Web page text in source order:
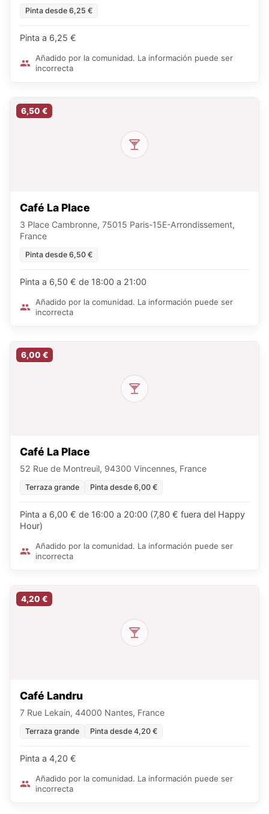
Pinta desde 6,25 €
Pinta a 6,25 €
Añadido por la comunidad. La información puede ser
incorrecta
6,50 €
Café La Place
3 Place Cambronne, 75015 Paris-15E-Arrondissement,
France
Pinta desde 6,50 €
Pinta a 6,50 € de 18:00 a 21:00
Añadido por la comunidad. La información puede ser
incorrecta
6,00 €
Café La Place
52 Rue de Montreuil, 94300 Vincennes, France
Terraza grande Pinta desde 6,00 €
Pinta a 6,00 € de 16:00 a 20:00 (7,80 € fuera del Happy
Hour)
Añadido por la comunidad. La información puede ser
incorrecta
4,20 €
Café Landru
7 Rue Lekain, 44000 Nantes, France
Terraza grande Pinta desde 4,20 €
Pinta a 4,20 €
Añadido por la comunidad. La información puede ser
incorrecta